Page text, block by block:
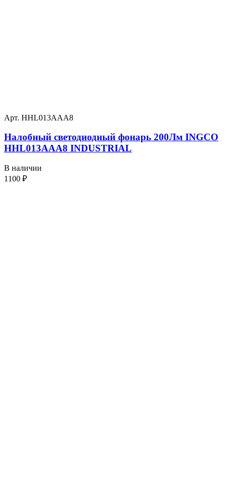
Арт. HHL013AAA8
Налобный светодиодный фонарь 200Лм INGCO
HHL013AAA8 INDUSTRIAL
В наличии
1100 ₽